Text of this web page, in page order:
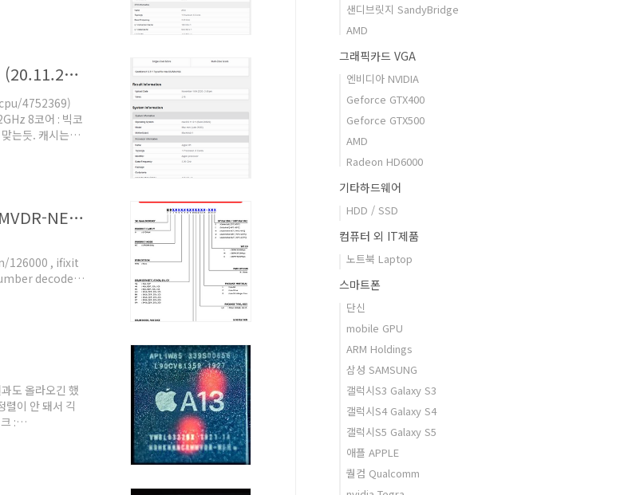
았으며 4GB로
애플 M1 긱벤치5 결과. (Apple M1, Geekbench5) (20.11.21. update)
4752369)
8코어 : 빅코
는듯. 캐시는
비교. 맥북도
아이폰11 프로 맥스 램 (하이닉스, H9HKNNNCRMMVDR-NEH)
126000 , ifixit
decoder
도 올라오긴 했
렬이 안 돼서 긱
:
이 안 돼서
샌디브릿지 SandyBridge
AMD
그래픽카드 VGA
엔비디아 NVIDIA
Geforce GTX400
Geforce GTX500
AMD
Radeon HD6000
기타하드웨어
HDD / SSD
컴퓨터 외 IT제품
노트북 Laptop
스마트폰
단신
mobile GPU
ARM Holdings
삼성 SAMSUNG
갤럭시S3 Galaxy S3
갤럭시S4 Galaxy S4
갤럭시S5 Galaxy S5
애플 APPLE
퀄컴 Qualcomm